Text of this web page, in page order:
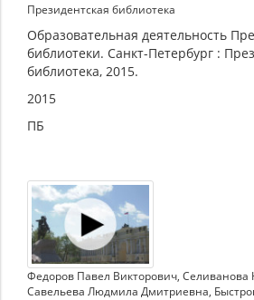
Президентская библиотека
Образовательная деятельность
библиотеки. Санкт-Петербург :
библиотека, 2015.
2015
ПБ
Федоров Павел Викторович, Селиванова
Савельева Людмила Дмитриевна,